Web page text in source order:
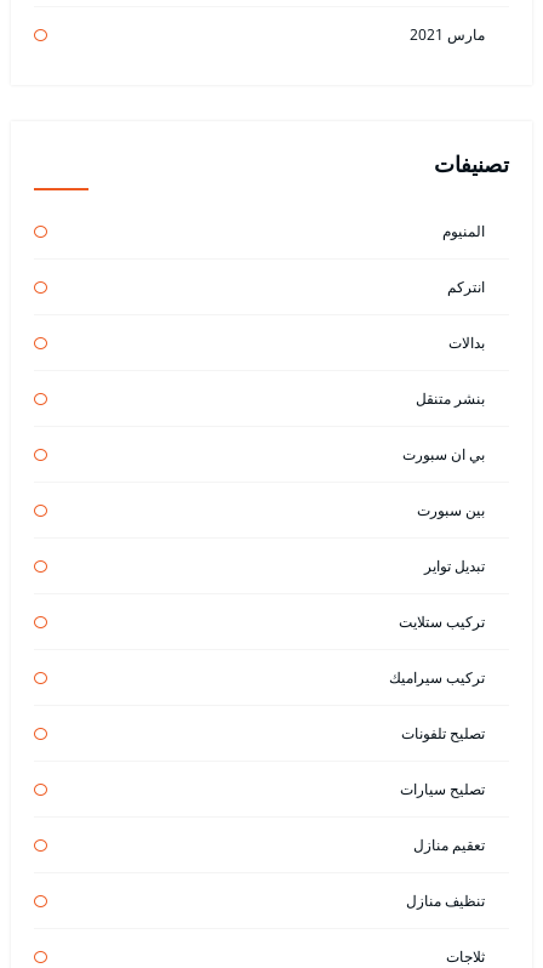
مارس 2021
تصنيفات
المنيوم
انتركم
بدالات
بنشر متنقل
بي ان سبورت
بين سبورت
تبديل تواير
تركيب ستلايت
تركيب سيراميك
تصليح تلفونات
تصليح سيارات
تعقيم منازل
تنظيف منازل
ثلاجات